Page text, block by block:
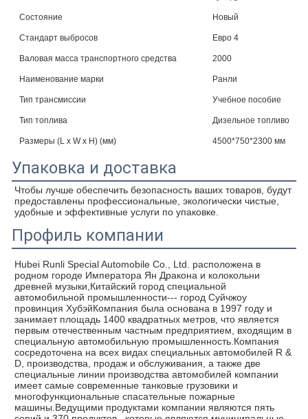
Состояние Новый
Стандарт выбросов Евро 4
Валовая масса транспортного средства 2000
Наименование марки Ранли
Тип трансмиссии Учебное пособие
Тип топлива Дизельное топливо
Размеры (L x W x H) (мм) 4500*750*2300 мм
Упаковка и доставка
Чтобы лучше обеспечить безопасность ваших товаров, будут
предоставлены профессиональные, экологически чистые,
удобные и эффективные услуги по упаковке.
Профиль компании
Hubei Runli Special Automobile Co., Ltd. расположена в
родном городе Императора Ян Дракона и колокольни
древней музыки,Китайский город специальной
автомобильной промышленности--- город Суйчжоу
провинция ХубэйКомпания была основана в 1997 году и
занимает площадь 1400 квадратных метров, что является
первым отечественным частным предприятием, входящим в
специальную автомобильную промышленность.Компания
сосредоточена на всех видах специальных автомобилей R &
D, производства, продаж и обслуживания, а также две
специальные линии производства автомобилей компании
имеет самые современные танковые грузовики и
многофункциональные спасательные пожарные
машины.Ведущими продуктами компании являются пять